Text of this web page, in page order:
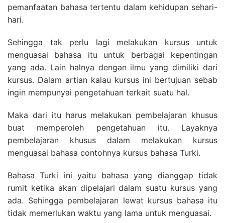
pemanfaatan bahasa tertentu dalam kehidupan sehari-
hari.
Sehingga tak perlu lagi melakukan kursus untuk
menguasai bahasa itu untuk berbagai kepentingan
yang ada. Lain halnya dengan ilmu yang dimiliki dari
kursus. Dalam artian kalau kursus ini bertujuan sebab
ingin mempunyai pengetahuan terkait suatu hal.
Maka dari itu harus melakukan pembelajaran khusus
buat memperoleh pengetahuan itu. Layaknya
pembelajaran khusus dalam melakukan kursus
menguasai bahasa contohnya kursus bahasa Turki.
Bahasa Turki ini yaitu bahasa yang dianggap tidak
rumit ketika akan dipelajari dalam suatu kursus yang
ada. Sehingga pembelajaran lewat kursus bahasa itu
tidak memerlukan waktu yang lama untuk menguasai.